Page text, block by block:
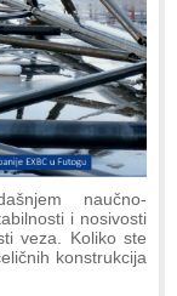
naučno-
i nosivosti
veza. Koliko ste
konstrukcija